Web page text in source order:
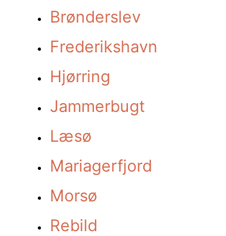
Brønderslev
Frederikshavn
Hjørring
Jammerbugt
Læsø
Mariagerfjord
Morsø
Rebild